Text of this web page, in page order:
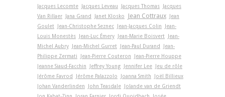
Jacques Lecomte
Jacques Leveau Jacques Thomas
Jacques
Van Rillaer
Jana Grand Janet Klosko Jean Cottraux
Jean
Goulet
Jean-Christophe Seznec Jean-Jacques Colin
Jean-
Louis Monestès
Jean-Luc Émery Jean-Marie Boisvert
Jean-
Michel Aubry
Jean-Michel Gurret Jean-Paul Durand
Jean-
Philippe Zermati
Jean-Pierre Couteron
Jean-Pierre Houppe
Jeanne Siaud-Facchin
Jeffrey Young Jennifer Lee
Jeu de rôle
Jérôme Favrod
Jérôme Palazzolo Joanna Smith
Joël Billieux
Johan Vanderlinden
John Teasdale
Jolande van de Griendt